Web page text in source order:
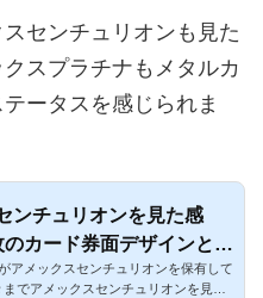
センチュリオンも見た
スプラチナもメタルカ
ータスを感じられま
ンチュリオンを見た感
カード券面デザインとガ
アメックスセンチュリオンを保有して
でアメックスセンチュリオンを見た